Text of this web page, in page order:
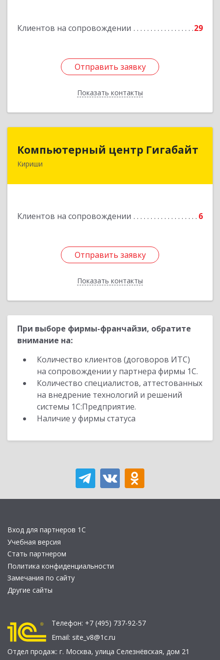
Клиентов на сопровождении 29
Отправить заявку
Показать контакты
Отправить заявку
Назад
Компьютерный центр Гигабайт
Кириши
Клиентов на сопровождении 6
Отправить заявку
Показать контакты
Компьютерный центр Гигабайт
Отправить заявку
Назад
При выборе фирмы-франчайзи, обратите
внимание на:
Количество клиентов (договоров ИТС)
на сопровождении у партнера фирмы 1С.
Количество специалистов, аттестованных
на внедрение технологий и решений
системы 1С:Предприятие.
Наличие у фирмы статуса
Вход для партнеров 1С
Учебная версия
Стать партнером
Политика конфиденциальности
Замечания по сайту
Другие сайты
Телефон: +7 (495) 737-92-57
Email: site_v8@1c.ru
Отдел продаж: г. Москва, улица Селезнёвская, дом 21